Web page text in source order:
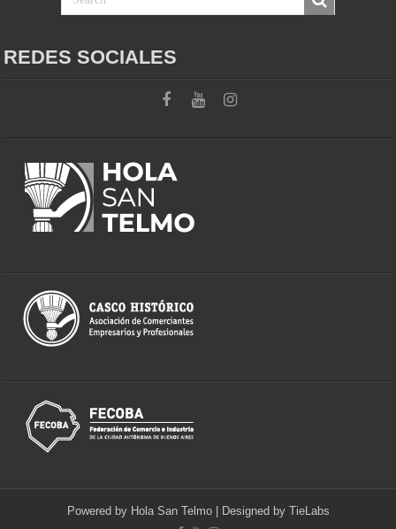
REDES SOCIALES
Powered by Hola San Telmo| Designed by TieLabs